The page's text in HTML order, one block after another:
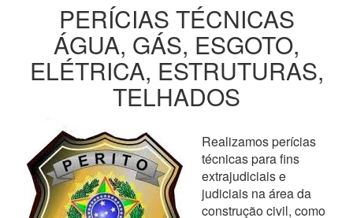
PERÍCIAS TÉCNICAS
ÁGUA, GÁS, ESGOTO,
ELÉTRICA, ESTRUTURAS,
TELHADOS
Realizamos perícias
técnicas para fins
extrajudiciais e
judiciais na área da
construção civil, como